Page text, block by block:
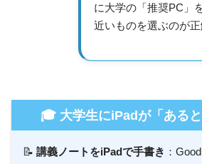
に大学の「推奨PC」
近いものを選ぶのが正
🎓 大学生にiPadが「ある
📝 講義ノートをiPadで手書き ：